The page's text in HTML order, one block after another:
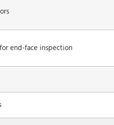
end-face inspection